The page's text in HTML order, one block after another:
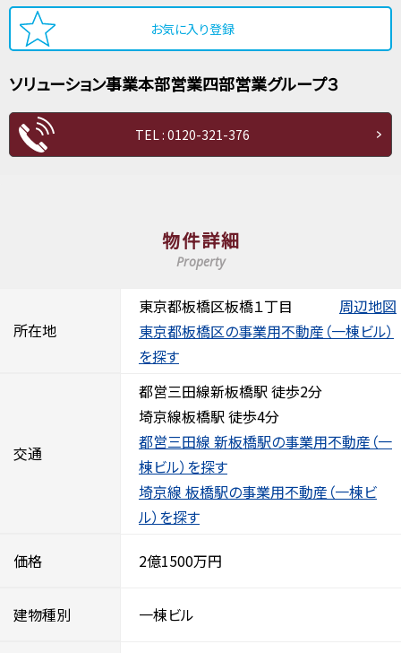
お気に入り登録
ソリューション事業本部営業四部営業グループ３
TEL : 0120-321-376
物件詳細
Property
所在地
東京都板橋区板橋１丁目
周辺地図
東京都板橋区の事業用不動産（一棟ビル）
を探す
交通
都営三田線新板橋駅 徒歩2分
埼京線板橋駅 徒歩4分
都営三田線 新板橋駅の事業用不動産（一
棟ビル）を探す
埼京線 板橋駅の事業用不動産（一棟ビ
ル）を探す
価格 2億1500万円
建物種別 一棟ビル